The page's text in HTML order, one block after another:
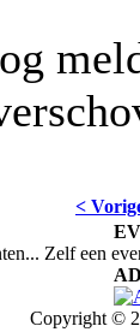
<
Zelf een
Copyright ©